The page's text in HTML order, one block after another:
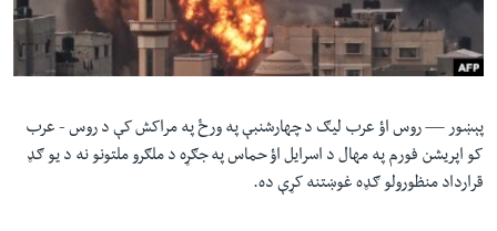
دلته
مخکې
لټون
واوړئ
Learning English
FOLLOW US
پېښور —روس اؤ عرب لیګ د چهارشنبې په ورځ په مراکش کې د روس - عرب
کو اپریشن فورم په مهال د اسرایل اؤ حماس په جګړه د ملګرو ملتونو نه د یو ګډ
قرارداد منظورولو ګډه غوښتنه کړې ده.